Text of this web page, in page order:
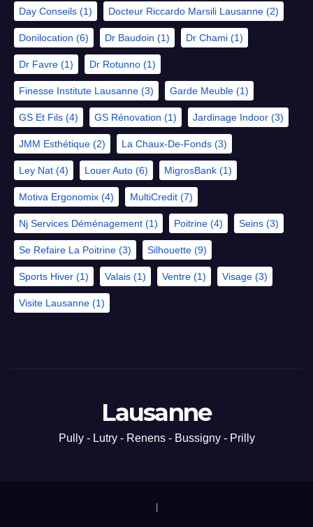
Day Conseils (1) Docteur Riccardo Marsili Lausanne (2)
Donilocation (6) Dr Baudoin (1) Dr Chami (1)
Dr Favre (1) Dr Rotunno (1)
Finesse Institute Lausanne (3) Garde Meuble (1)
GS Et Fils (4) GS Rénovation (1) Jardinage Indoor (3)
JMM Esthétique (2) La Chaux-De-Fonds (3)
Ley Nat (4) Louer Auto (6) MigrosBank (1)
Motiva Ergonomix (4) MultiCredit (7)
Nj Services Déménagement (1) Poitrine (4) Seins (3)
Se Refaire La Poitrine (3) Silhouette (9)
Sports Hiver (1) Valais (1) Ventre (1) Visage (3)
Visite Lausanne (1)
Lausanne
Pully - Lutry - Renens - Bussigny - Prilly